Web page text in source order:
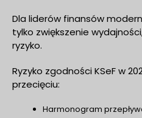
Dla liderów finansów
tylko zwiększenie
ryzyko.
Ryzyko zgodności KSeF w
przecięciu:
Harmonogram